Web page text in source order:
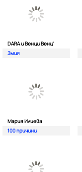
DARA и Венци Венц'
Змия
Мария Илиева
100 причини